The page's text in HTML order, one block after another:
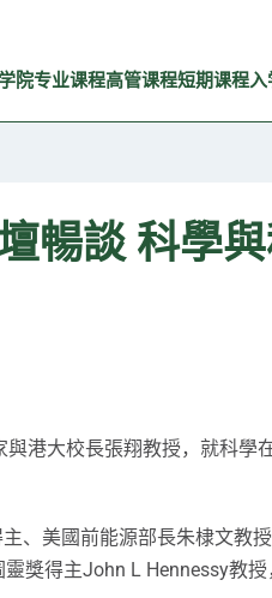
院专业课程高管课程短期课程入
暢談 科學
港大校長張翔教授，就科學
美國前能源部長朱棣文教
獎得主John L Hennessy教